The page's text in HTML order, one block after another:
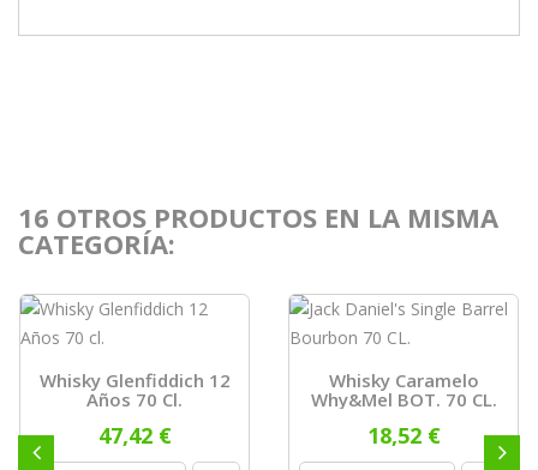
16 OTROS PRODUCTOS EN LA MISMA
CATEGORÍA:
Whisky Glenfiddich 12
Años 70 Cl.
47,42 €
Whisky Caramelo
Why&Mel BOT. 70 CL.
18,52 €